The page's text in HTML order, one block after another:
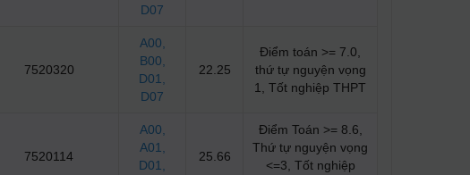
D07
7520320
A00
B00
D01
D07
22.25
Điểm toán >= 7.0,
thứ tự nguyện vọng
1, Tốt nghiệp THPT
7520114
A00
A01
D01
25.66
Điểm Toán >= 8.6,
Thứ tự nguyện vọng
<=3, Tốt nghiệp